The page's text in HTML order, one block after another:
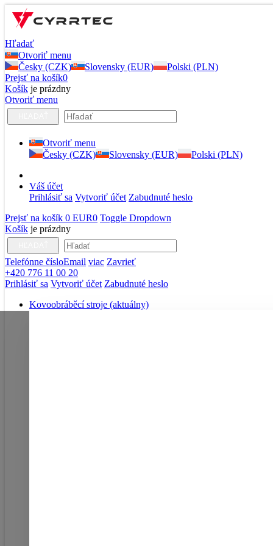
Hľadať
Otvoriť menu
Česky (CZK)
Slovensky (EUR)
Polski (PLN)
Prejsť na košík0
Košík je prázdny
Otvoriť menu
Otvoriť menu
Česky (CZK)
Slovensky (EUR) Polski (PLN)
Váš účet
Prihlásiť sa Vytvoriť účet Zabudnuté heslo
Prejsť na košík 0 EUR0 Toggle Dropdown
Košík je prázdny
Telefónne čísloEmail viac Zavrieť
+420 776 11 00 20
Prihlásiť sa Vytvoriť účet Zabudnuté heslo
Kovoobráběcí stroje (aktuálny)